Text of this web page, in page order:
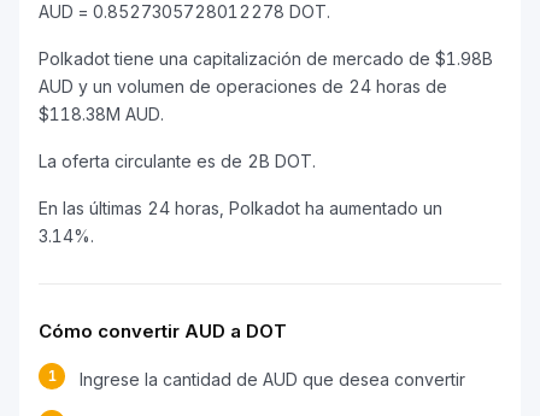
AUD = 0.8527305728012278 DOT.
Polkadot tiene una capitalización de mercado de $1.98B
AUD y un volumen de operaciones de 24 horas de
$118.38M AUD.
La oferta circulante es de 2B DOT.
En las últimas 24 horas, Polkadot ha aumentado un
3.14%.
Cómo convertir AUD a DOT
1 Ingrese la cantidad de AUD que desea convertir